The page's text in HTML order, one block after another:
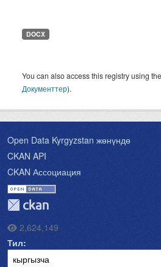
DOCX
You can also access this registry using the
Документтер).
Open Data Kyrgyzstan жөнүндө
CKAN API
CKAN Ассоциация
2,624,149
Тил